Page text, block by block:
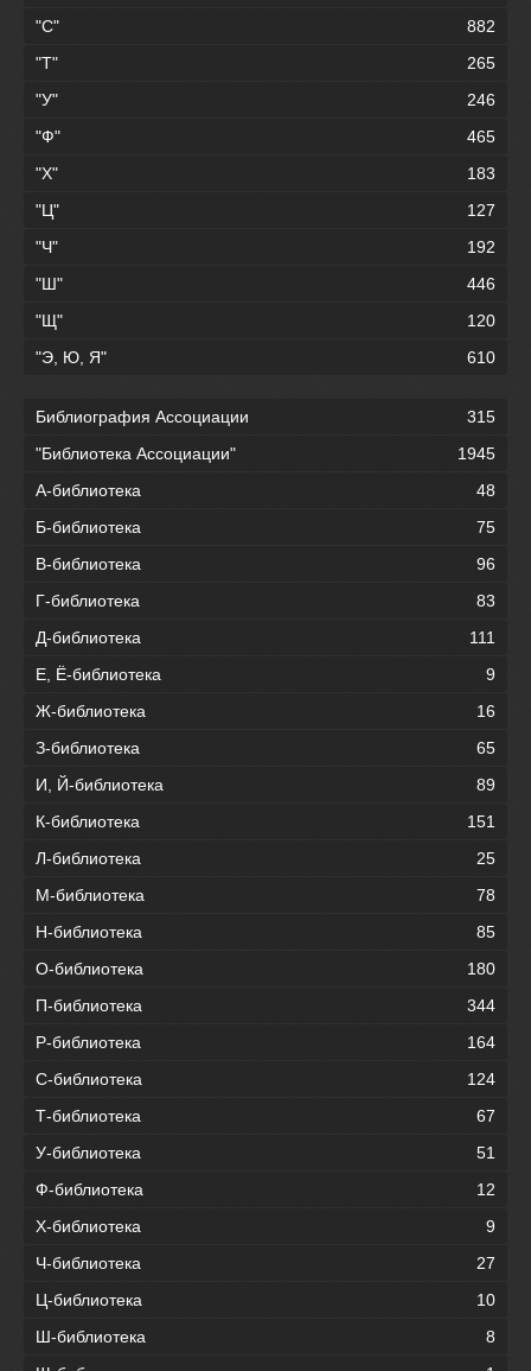
"С"
882
"Т"
265
"У"
246
"Ф"
465
"Х"
183
"Ц"
127
"Ч"
192
"Ш"
446
"Щ"
120
"Э, Ю, Я"
610
Библиография Ассоциации
315
"Библиотека Ассоциации"
1945
А-библиотека
48
Б-библиотека
75
В-библиотека
96
Г-библиотека
83
Д-библиотека
111
Е, Ё-библиотека
9
Ж-библиотека
16
З-библиотека
65
И, Й-библиотека
89
К-библиотека
151
Л-библиотека
25
М-библиотека
78
Н-библиотека
85
О-библиотека
180
П-библиотека
344
Р-библиотека
164
С-библиотека
124
Т-библиотека
67
У-библиотека
51
Ф-библиотека
12
Х-библиотека
9
Ч-библиотека
27
Ц-библиотека
10
Ш-библиотека
8